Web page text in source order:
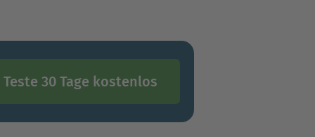
Teste 30 Tage kostenlos